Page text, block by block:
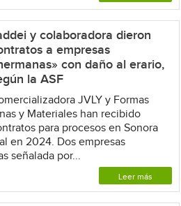
y colaboradora dieron
a empresas
con daño al erario,
la ASF
JVLY y Formas
y Materiales han recibido
para procesos en Sonora
en 2024. Dos empresas
señalada por...
Leer más